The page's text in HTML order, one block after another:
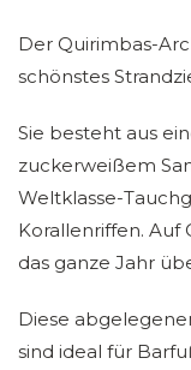
Der Quirimbas-
schönstes
Sie besteht aus
zuckerweißem
Weltklasse-
Korallenriffen. Auf
das ganze Jahr
Diese
sind ideal für